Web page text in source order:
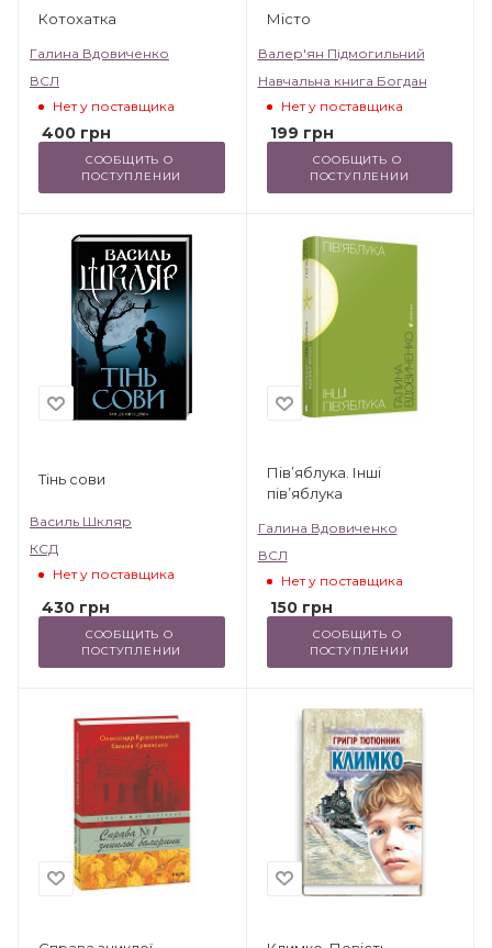
Котохатка
Галина Вдовиченко
ВСЛ
Нет у поставщика
400 грн
СООБЩИТЬ О
ПОСТУПЛЕНИИ
Місто
Валер'ян Підмогильний
Навчальна книга Богдан
Нет у поставщика
199 грн
СООБЩИТЬ О
ПОСТУПЛЕНИИ
Тінь сови
Василь Шкляр
КСД
Нет у поставщика
430 грн
СООБЩИТЬ О
ПОСТУПЛЕНИИ
Пів’яблука. Інші
пів’яблука
Галина Вдовиченко
ВСЛ
Нет у поставщика
150грн
СООБЩИТЬ О
ПОСТУПЛЕНИИ